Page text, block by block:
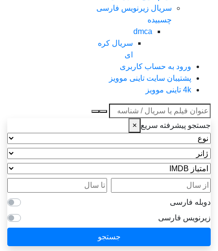
سریال زیرنویس فارسی
چسبیده
dmca
سریال کره
ای
ورود به حساب کاربری
پشتیبان سایت تاینی موویز
4k تاینی موویز
عنوان جستجو
جستجو پیشرفته سریع ×
نوع
ژانر
امتیاز IMDB
از سال
تا سال
دوبله فارسی
زیرنویس فارسی
جستجو